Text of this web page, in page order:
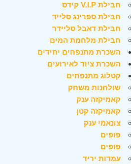
חבילת V.I.P קידס
חבילת ספרינג סלייד
חבילת דאבל סליידר
חבילת מלחמת המים
השכרת מתנפחים יחידים
השכרת ציוד לאירועים
קטלוג מתנפחים
שולחנות משחק
קאמיקזה ענק
קאמיקזה קטן
צונאמי ענק
פופים
פופים
עמדות יריד